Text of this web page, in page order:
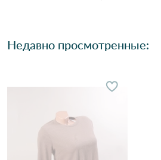
Недавно просмотренные: